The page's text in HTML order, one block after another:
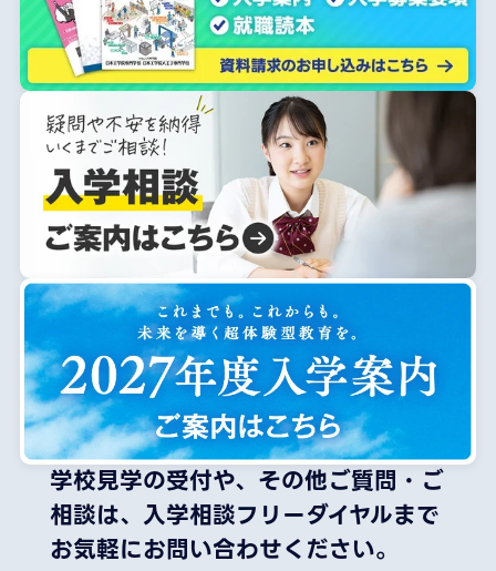
学校見学の受付や、その他ご質問・ご
相談は、 入学相談フリーダイヤルまで
お気軽にお問い合わせください。